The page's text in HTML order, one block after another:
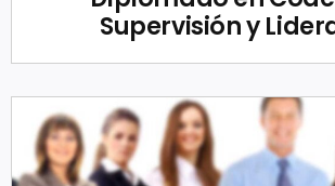
Supervisión y